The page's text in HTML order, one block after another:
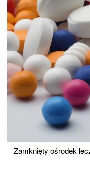
Zamknięty ośrodek